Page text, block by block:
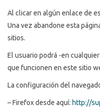
Al clicar en algún enlace de
Una vez abandone esta
sitios.
El usuario podrá -en
que funcionen en este sitio
La configuración del
– Firefox desde aquí: http://